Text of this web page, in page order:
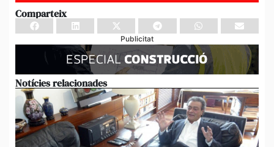
Comparteix
Publicitat
Notícies relacionades